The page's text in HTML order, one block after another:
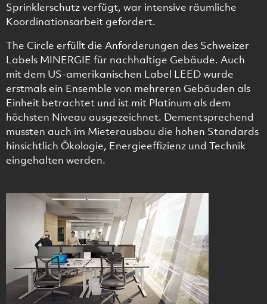
Sprinklerschutz verfügt, war intensive räumliche
Koordinationsarbeit gefordert.
The Circle erfüllt die Anforderungen des Schweizer
Labels MINERGIE für nachhaltige Gebäude. Auch
mit dem US-amerikanischen Label LEED wurde
erstmals ein Ensemble von mehreren Gebäuden als
Einheit betrachtet und ist mit Platinum als dem
höchsten Niveau ausgezeichnet. Dementsprechend
mussten auch im Mieterausbau die hohen Standards
hinsichtlich Ökologie, Energieeffizienz und Technik
eingehalten werden.